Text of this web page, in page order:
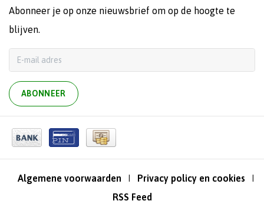
Abonneer je op onze nieuwsbrief om op de hoogte te
blijven.
ABONNEER
Algemene voorwaarden Privacy policy en cookies
RSS Feed